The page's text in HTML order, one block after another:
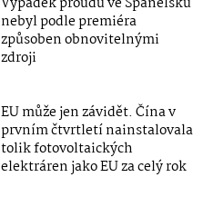
nebyl podle premiéra
způsoben obnovitelnými
zdroji
EU může jen závidět. Čína v
prvním čtvrtletí nainstalovala
tolik fotovoltaických
elektráren jako EU za celý rok